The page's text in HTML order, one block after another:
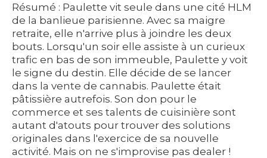
Résumé : Paulette vit seule dans une cité HLM
de la banlieue parisienne. Avec sa maigre
retraite, elle n'arrive plus à joindre les deux
bouts. Lorsqu'un soir elle assiste à un curieux
trafic en bas de son immeuble, Paulette y voit
le signe du destin. Elle décide de se lancer
dans la vente de cannabis. Paulette était
pâtissière autrefois. Son don pour le
commerce et ses talents de cuisinière sont
autant d'atouts pour trouver des solutions
originales dans l'exercice de sa nouvelle
activité. Mais on ne s'improvise pas dealer !